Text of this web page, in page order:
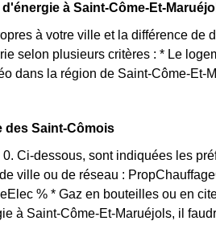
à Saint-Côme-Et-
à votre ville et la différence de
selon plusieurs critères : * Le
dans la région de Saint-Côme-Et-
des Saint-Cômois
Ci-dessous, sont indiquées les
ville ou de réseau :
% * Gaz en bouteilles ou en
à Saint-Côme-Et-Maruéjols, il